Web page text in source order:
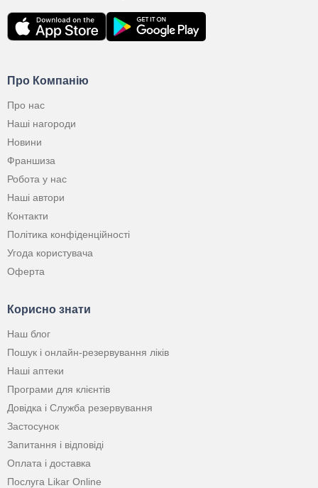
Про Компанію
Про нас
Наші нагороди
Новини
Франшиза
Робота у нас
Наші автори
Контакти
Політика конфіденційності
Угода користувача
Оферта
Корисно знати
Наш блог
Пошук і онлайн-резервування ліків
Наші аптеки
Програми для клієнтів
Довідка і Служба резервування
Застосунок
Запитання і відповіді
Оплата і доставка
Послуга Likar Online